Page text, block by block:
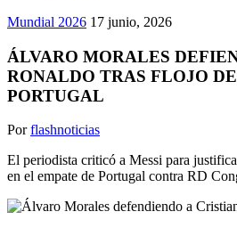
Mundial 2026 17 junio, 2026
ÁLVARO MORALES
RONALDO TRAS FLOJO
PORTUGAL
Porflashnoticias
El periodista criticó a Messi para
en el empate de Portugal contra RD